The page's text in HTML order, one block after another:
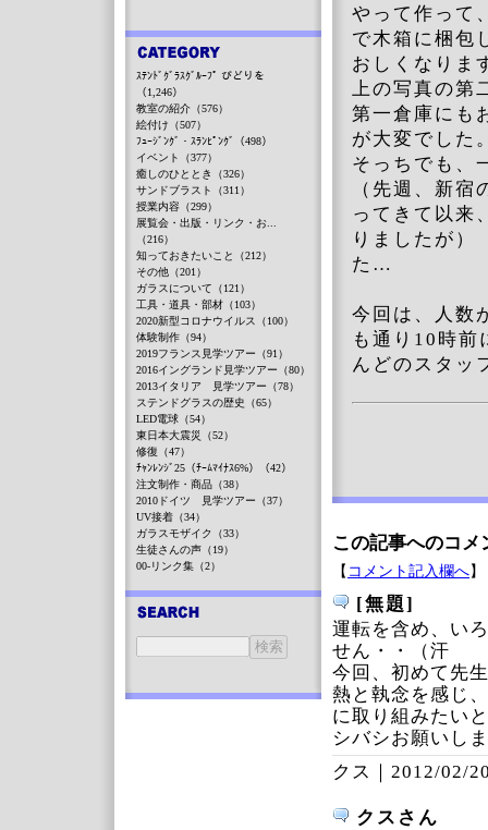
やって作って
で木箱に梱包
おしくなりま
上の写真の第
第一倉庫にも
が大変でした
そっちでも
（先週、新
ってきて以来
りましたが
た…
今回は、人数
も通り10時前
んどのスタッ
この記事へのコメ
【 コメント記入欄へ】
[無題]
運転を含め、い
せん・・（汗
今回、初めて先
熱と執念を感じ
に取り組みたい
シバシお願いし
クス｜ 2012/02/
クスさん
ｽﾃﾝﾄﾞｸﾞﾗｽｸﾞﾙｰﾌﾟ びどりを
（1,246）
教室の紹介（576）
絵付け（507）
ﾌｭｰｼﾞﾝｸﾞ・ｽﾗﾝﾋﾟﾝｸﾞ（498）
イベント（377）
癒しのひととき（326）
サンドブラスト（311）
授業内容（299）
展覧会・出版・リンク・お...
（216）
知っておきたいこと（212）
その他（201）
ガラスについて（121）
工具・道具・部材（103）
2020新型コロナウイルス（100）
体験制作（94）
2019フランス見学ツアー（91）
2016イングランド見学ツアー（80）
2013イタリア 見学ツアー（78）
ステンドグラスの歴史（65）
LED電球（54）
東日本大震災（52）
修復（47）
ﾁｬﾝﾚﾝｼﾞ25（ﾁｰﾑﾏｲﾅｽ6%）（42）
注文制作・商品（38）
2010ドイツ 見学ツアー（37）
UV接着（34）
ガラスモザイク（33）
生徒さんの声（19）
00-リンク集（2）